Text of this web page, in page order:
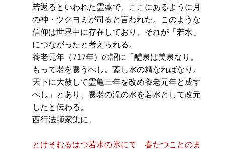
若返るといわれた霊薬で、ここにあるように月
の神・ツクヨミが司ると言われた。このような
信仰は世界中に存在しており、それが「若水」
につながったと考えられる。
養老元年（717年）の詔に「醴泉は美泉なり。
もって老を養うべし。蓋し水の精なればなり。
天下に大赦して霊亀三年を改め養老元年と成す
べし」とあり、養老の滝の水を若水として改元
したと伝わる。
西行法師家集に、
とけそむるはつ若水の氷にて 春たつことのま